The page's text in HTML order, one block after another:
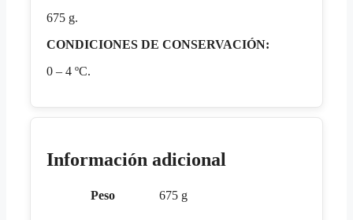
675 g.
CONDICIONES DE CONSERVACIÓN:
0 – 4 ºC.
Información adicional
Peso 675 g